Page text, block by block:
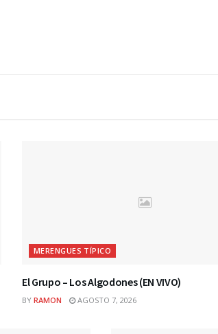
MERENGUES TÍPICO
El Grupo – Los Algodones (EN VIVO)
BY RAMON AGOSTO 7, 2026